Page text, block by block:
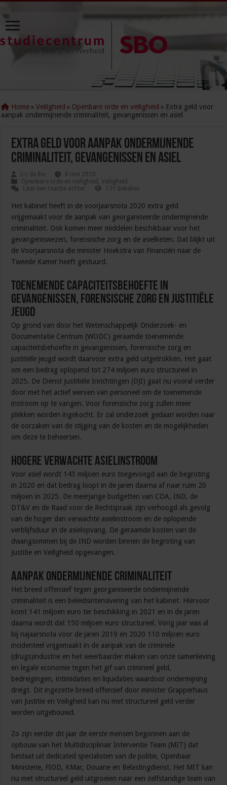
Home » Veiligheid » Openbare orde en veiligheid » Extra geld voor
aanpak ondermijnende criminaliteit, gevangenissen en asiel
Extra geld voor aanpak ondermijnende
criminaliteit, gevangenissen en asiel
Liz de Bie
8 mei 2020
Openbare orde en veiligheid ,Veiligheid
Laat een reactie achter
131 Bekeken
Het kabinet heeft in de voorjaarsnota 2020 extra geld
vrijgemaakt voor de aanpak van georganiseerde ondermijnende
criminaliteit. Ook komen meer middelen beschikbaar voor het
gevangeniswezen, forensische zorg en de asielketen. Dat blijkt uit
de Voorjaarsnota die minister Hoekstra van Financiën naar de
Tweede Kamer heeft gestuurd.
Toenemende capaciteitsbehoefte in
gevangenissen, forensische zorg en justitiële
jeugd
Op grond van door het Wetenschappelijk Onderzoek- en
Documentatie Centrum (WODC) geraamde toenemende
capaciteitsbehoefte in gevangenissen, forensische zorg en
justitiële jeugd wordt daarvoor extra geld uitgetrokken. Het gaat
om een bedrag oplopend tot 274 miljoen euro structureel in
2025. De Dienst Justitiële Inrichtingen (DJI) gaat nu vooral verder
door met het actief werven van personeel om de toenemende
instroom op te vangen. Voor forensische zorg zullen meer
plekken worden ingekocht. Er zal onderzoek gedaan worden naar
de oorzaken van de stijging van de kosten en de mogelijkheden
om deze te beheersen.
Hogere verwachte asielinstroom
Voor asiel wordt 143 miljoen euro toegevoegd aan de begroting
in 2020 en dat bedrag loopt in de jaren daarna af naar ruim 20
miljoen in 2025. De meerjarige budgetten van COA, IND, de
DT&V en de Raad voor de Rechtspraak zijn verhoogd als gevolg
van de hoger dan verwachte asielinstroom en de oplopende
verblijfsduur in de asielopvang. De geraamde kosten van de
dwangsommen bij de IND worden binnen de begroting van
Justitie en Veiligheid opgevangen.
Aanpak ondermijnende criminaliteit
Het breed offensief tegen georganiseerde ondermijnende
criminaliteit is een beleidsintensivering van het kabinet. Hiervoor
komt 141 miljoen euro ter beschikking in 2021 en in de jaren
daarna wordt dat 150 miljoen euro structureel. Vorig jaar was al
bij najaarsnota voor de jaren 2019 en 2020 110 miljoen euro
incidenteel vrijgemaakt in de aanpak van de criminele
(drugs)industrie en het weerbaarder maken van onze samenleving
en legale economie tegen het gif van crimineel geld,
bedreigingen, intimidaties en liquidaties waardoor ondermijning
dreigt. Dit ingezette breed offensief door minister Grapperhaus
van Justitie en Veiligheid kan nu met structureel geld verder
worden uitgebouwd.
Zo zijn eerder dit jaar de eerste mensen begonnen aan de
opbouw van het Multidisciplinair Interventie Team (MIT) dat
bestaat uit dedicated specialisten van de politie, Openbaar
Ministerie, FIOD, KMar, Douane en Belastingdienst. Het MIT kan
nu met structureel geld uitgroeien naar een zelfstandige team van